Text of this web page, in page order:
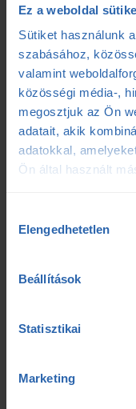
Ez a weboldal
Sütiket használunk
szabásához,
valamint
közösségi média-,
megosztjuk az Ön
adatait, akik
adatokkal,
Ön által használt
kiválasztása
Elengedhetetlen
Beállítások
Statisztikai
Marketing
fokozó futás
futóedzés
gyógytorna
laktátmérés
tibi mondja